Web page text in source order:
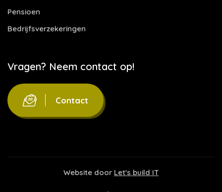
Pensioen
Bedrijfsverzekeringen
Vragen? Neem contact op!
Contact
Website door Let's build IT